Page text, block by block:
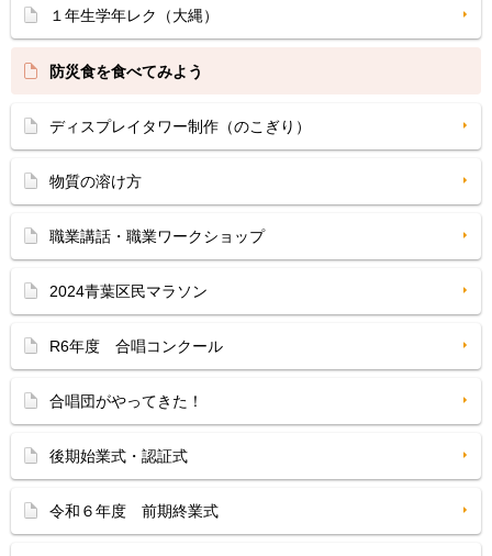
１年生学年レク（大縄）
防災食を食べてみよう
ディスプレイタワー制作（のこぎり）
物質の溶け方
職業講話・職業ワークショップ
2024青葉区民マラソン
R6年度 合唱コンクール
合唱団がやってきた！
後期始業式・認証式
令和６年度 前期終業式